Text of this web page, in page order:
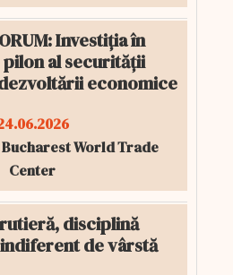
Investiția în
pilon al securității
economice
World Trade
Center
disciplină
de vârstă